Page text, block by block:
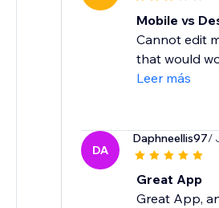
Mobile vs
Cannot edit
that would
Leer más
DA
Daphneellis97/
Great App
Great App,